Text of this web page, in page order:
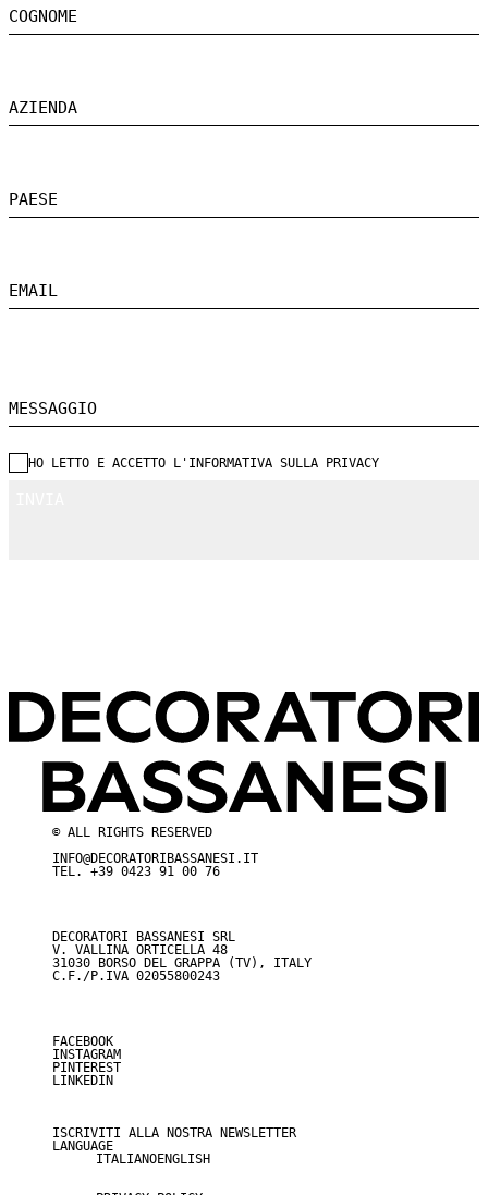
COGNOME
AZIENDA
PAESE
EMAIL
MESSAGGIO
HO LETTO E ACCETTO L'INFORMATIVA SULLA PRIVACY
© ALL RIGHTS RESERVED
INFO@DECORATORIBASSANESI.IT
TEL. +39 0423 91 00 76
DECORATORI BASSANESI SRL
V. VALLINA ORTICELLA 48
31030 BORSO DEL GRAPPA (TV), ITALY
C.F./P.IVA 02055800243
FACEBOOK
INSTAGRAM
PINTEREST
LINKEDIN
ISCRIVITI ALLA NOSTRA NEWSLETTER
LANGUAGE
ITALIANOENGLISH